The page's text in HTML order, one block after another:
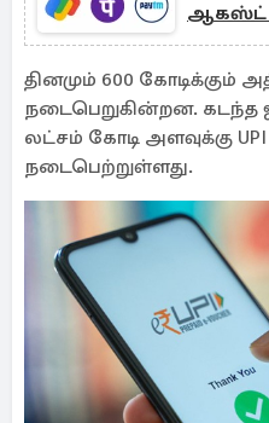
ஆகஸ்ட் 1
தினமும் 600 கோடிக்கும்
நடைபெறுகின்றன. கடந்த
லட்சம் கோடி அளவுக்கு
நடைபெற்றுள்ளது.